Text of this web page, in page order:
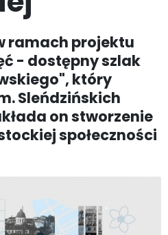
ramach projektu
- dostępny szlak
który
Sleńdzińskich
on stworzenie
społeczności